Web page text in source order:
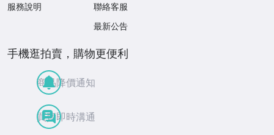
服務說明
聯絡客服
最新公告
手機逛拍賣，購物更便利
商品降價通知
買賣即時溝通